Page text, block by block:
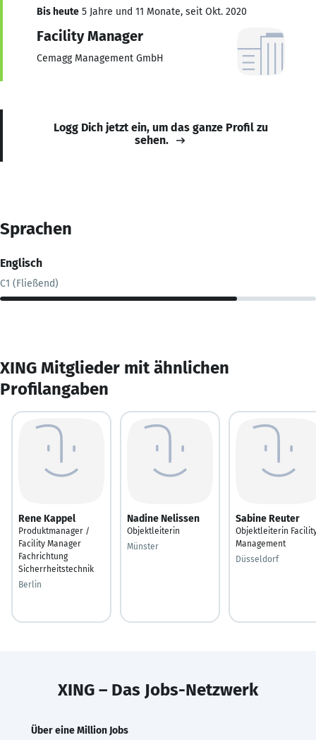
Bis heute 5 Jahre und 11 Monate, seit Okt. 2020
Facility Manager
Cemagg Management GmbH
Logg Dich jetzt ein, um das ganze Profil zu
sehen.
Sprachen
Englisch
C1 (Fließend)
XING Mitglieder mit ähnlichen
Profilangaben
Rene Kappel
Produktmanager /
Facility Manager
Fachrichtung
Sicherrheitstechnik
Berlin
Nadine Nelissen
Objektleiterin
Münster
Sabine Reuter
Objektleiterin
Management
Düsseldorf
XING – Das Jobs-Netzwerk
Über eine Million Jobs